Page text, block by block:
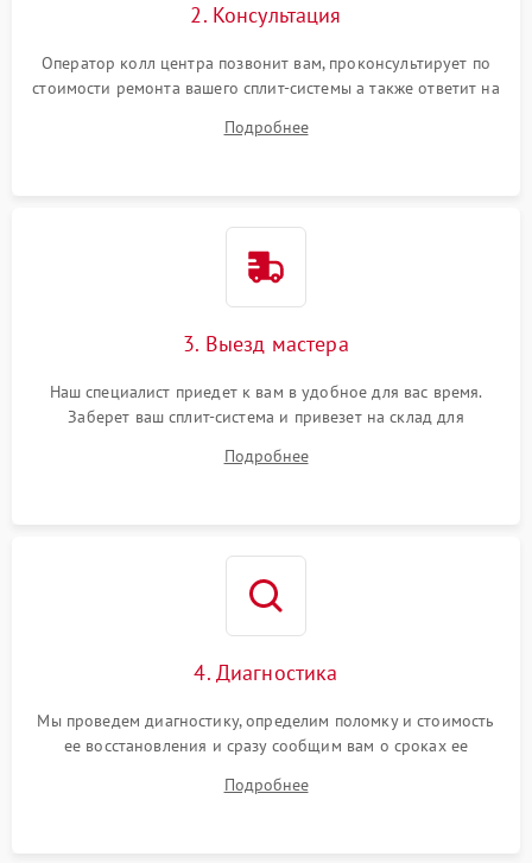
2. Консультация
Оператор колл центра позвонит вам, проконсультирует по
стоимости ремонта вашего сплит-системы а также ответит на
Подробнее
3. Выезд мастера
Наш специалист приедет к вам в удобное для вас время.
Заберет ваш сплит-система и привезет на склад для
Подробнее
4. Диагностика
Мы проведем диагностику, определим поломку и стоимость
ее восстановления и сразу сообщим вам о сроках ее
Подробнее